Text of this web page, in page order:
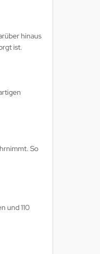
hinaus
ist.
So
und 110